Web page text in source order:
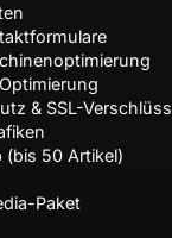
& SSL-
(bis 50 Artikel)
Paket